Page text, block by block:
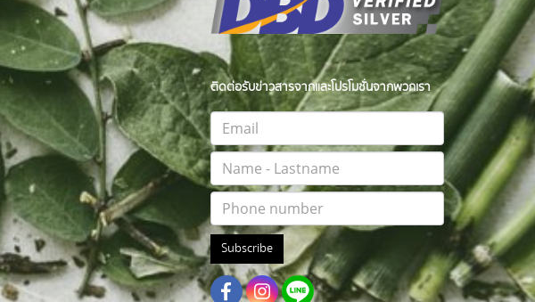
ติดต่อรับข่าวสารจากและโปรโมชั่นจากพวกเรา
Subscribe